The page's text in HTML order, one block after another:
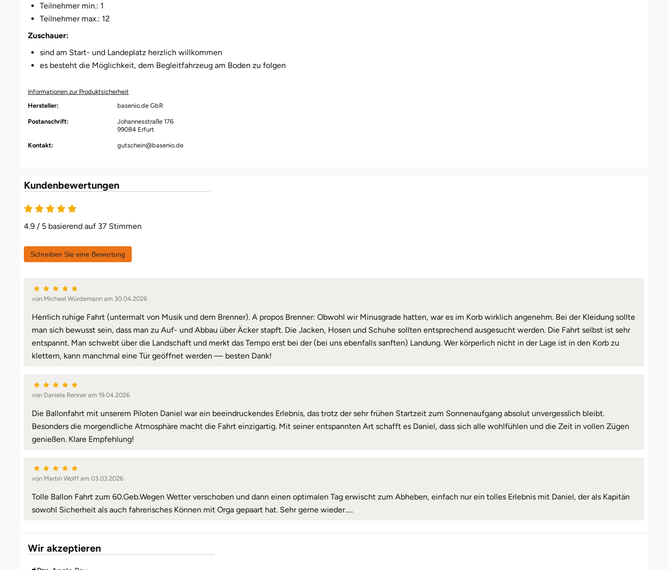
Teilnehmer min.: 1
Teilnehmer max.: 12
Zuschauer:
sind am Start- und Landeplatz herzlich willkommen
es besteht die Möglichkeit, dem Begleitfahrzeug am Boden zu folgen
Informationen zur Produktsicherheit
Hersteller:
basenio.de GbR
Postanschrift:
Johannesstraße 176
99084 Erfurt
Kontakt: gutschein@basenio.de
Kundenbewertungen
4.9 / 5 basierend auf 37 Stimmen
Schreiben Sie eine Bewertung
von Michael Würdemann am 30.04.2026
Herrlich ruhige Fahrt (untermalt von Musik und dem Brenner). A propos Brenner: Obwohl wir Minusgrade hatten, war es im Korb wirklich angenehm. Bei der Kleidung sollte
man sich bewusst sein, dass man zu Auf- und Abbau über Äcker stapft. Die Jacken, Hosen und Schuhe sollten entsprechend ausgesucht werden. Die Fahrt selbst ist sehr
entspannt. Man schwebt über die Landschaft und merkt das Tempo erst bei der (bei uns ebenfalls sanften) Landung. Wer körperlich nicht in der Lage ist in den Korb zu
klettern, kann manchmal eine Tür geöffnet werden — besten Dank!
von Daniela Renner am 19.04.2026
Die Ballonfahrt mit unserem Piloten Daniel war ein beeindruckendes Erlebnis, das trotz der sehr frühen Startzeit zum Sonnenaufgang absolut unvergesslich bleibt.
Besonders die morgendliche Atmosphäre macht die Fahrt einzigartig. Mit seiner entspannten Art schafft es Daniel, dass sich alle wohlfühlen und die Zeit in vollen Zügen
genießen. Klare Empfehlung!
von Martin Wolff am 03.03.2026
Tolle Ballon Fahrt zum 60.Geb.Wegen Wetter verschoben und dann einen optimalen Tag erwischt zum Abheben, einfach nur ein tolles Erlebnis mit Daniel, der als Kapitän
sowohl Sicherheit als auch fahrerisches Können mit Orga gepaart hat. Sehr gerne wieder…..
Wir akzeptieren